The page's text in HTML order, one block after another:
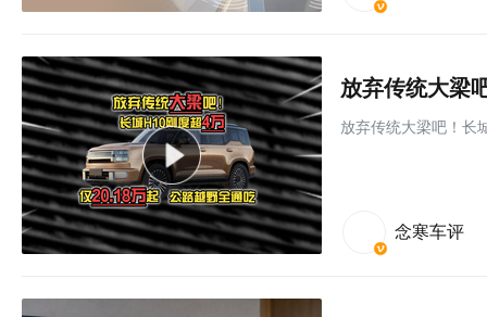
放弃传统大梁吧！长
念寒车评